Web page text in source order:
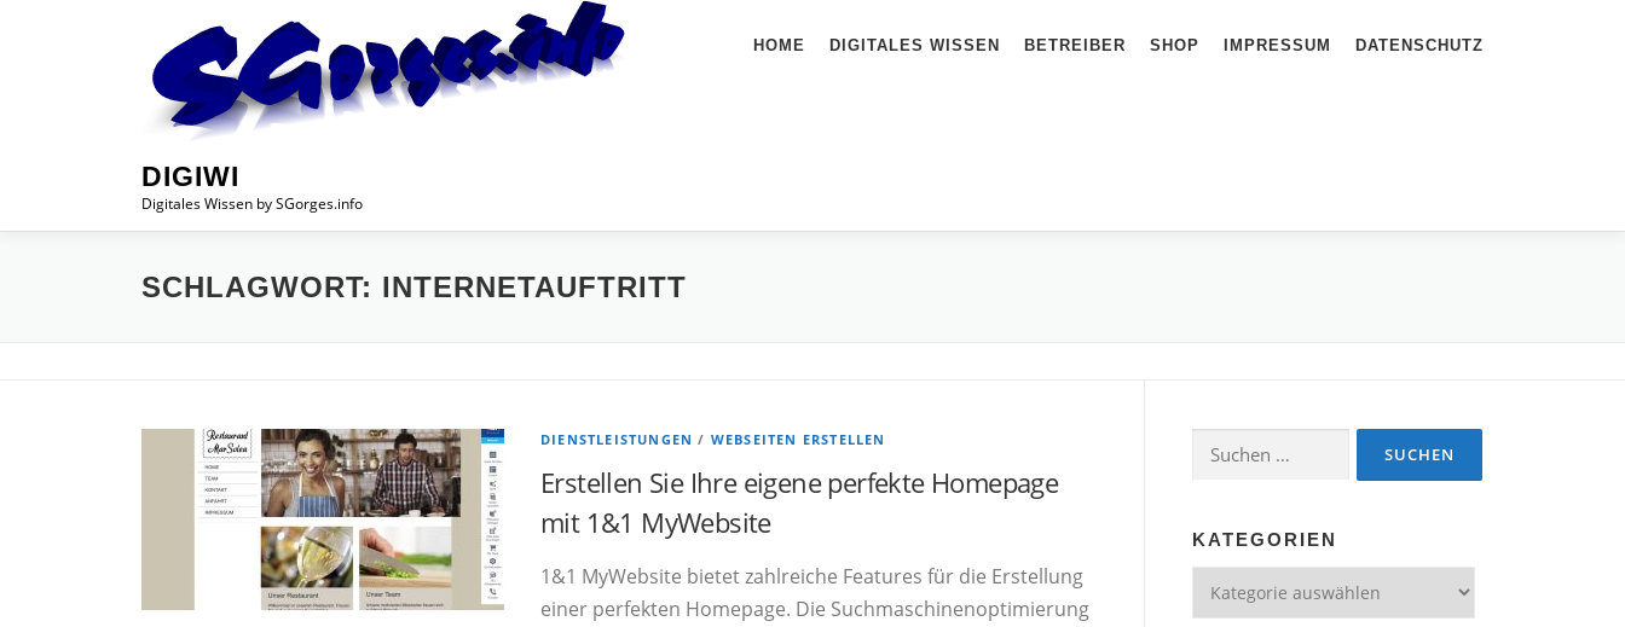
DIGIWI
Digitales Wissen by SGorges.info
HOME DIGITALES WISSEN BETREIBER SHOP IMPRESSUM DATENSCHUTZ
SCHLAGWORT: INTERNETAUFTRITT
DIENSTLEISTUNGEN / WEBSEITEN ERSTELLEN
Erstellen Sie Ihre eigene perfekte Homepage
mit 1&1 MyWebsite
1&1 MyWebsite bietet zahlreiche Features für die Erstellung
einer perfekten Homepage. Die Suchmaschinenoptimierung
Suchen
KATEGORIEN
Kategorien